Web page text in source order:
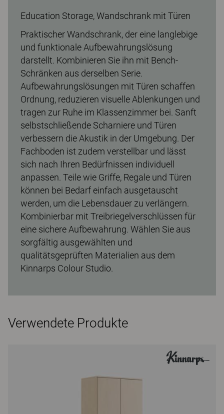
Education Storage, Wandschrank mit Türen
Praktischer Wandschrank, der eine langlebige
und funktionale Aufbewahrungslösung
darstellt. Kombinieren Sie ihn mit Bench-
Schränken aus derselben Serie.
Aufbewahrungslösungen mit Türen schaffen
Ordnung, reduzieren visuelle Ablenkungen und
tragen zur Ruhe im Klassenzimmer bei. Sanft
selbstschließende Scharniere und Türen
verbessern die Akustik in der Umgebung. Der
Fachboden ist zudem verstellbar und lässt
sich nach Ihren Bedürfnissen individuell
anpassen. Teile wie Griffe, Regale und Türen
können bei Bedarf einfach ausgetauscht
werden, um die Lebensdauer zu verlängern.
Kombinierbar mit Treibriegelverschlüssen für
eine sichere Aufbewahrung. Wählen Sie aus
sorgfältig ausgewählten und
qualitätsgeprüften Materialien aus dem
Kinnarps Colour Studio.
Verwendete Produkte